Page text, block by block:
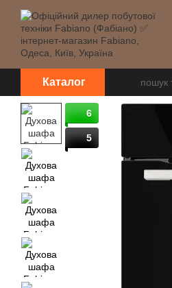
Перейти до основного контенту
Каталог
6
5